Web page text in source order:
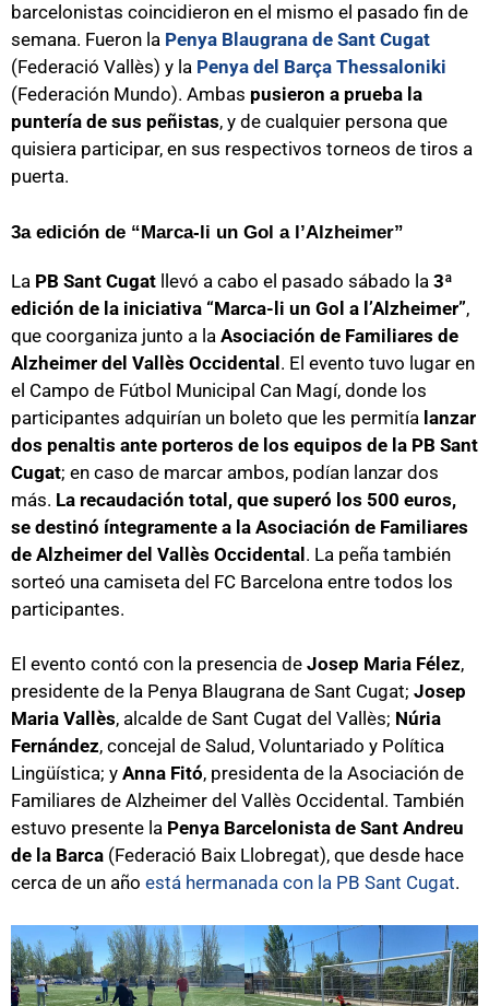
barcelonistas coincidieron en el mismo el pasado fin de
semana. Fueron la Penya Blaugrana de Sant Cugat
(Federació Vallès) y la Penya del Barça Thessaloniki
(Federación Mundo). Ambas pusieron a prueba la
puntería de sus peñistas, y de cualquier persona que
quisiera participar, en sus respectivos torneos de tiros a
puerta.
3a edición de “Marca-li un Gol a l’Alzheimer”
La PB Sant Cugat llevó a cabo el pasado sábado la 3ª
edición de la iniciativa “Marca-li un Gol a l’Alzheimer”,
que coorganiza junto a la Asociación de Familiares de
Alzheimer del Vallès Occidental. El evento tuvo lugar en
el Campo de Fútbol Municipal Can Magí, donde los
participantes adquirían un boleto que les permitía lanzar
dos penaltis ante porteros de los equipos de la PB Sant
Cugat; en caso de marcar ambos, podían lanzar dos
más. La recaudación total, que superó los 500 euros,
se destinó íntegramente a la Asociación de Familiares
de Alzheimer del Vallès Occidental. La peña también
sorteó una camiseta del FC Barcelona entre todos los
participantes.
El evento contó con la presencia de Josep Maria Félez,
presidente de la Penya Blaugrana de Sant Cugat; Josep
Maria Vallès, alcalde de Sant Cugat del Vallès; Núria
Fernández, concejal de Salud, Voluntariado y Política
Lingüística; y Anna Fitó, presidenta de la Asociación de
Familiares de Alzheimer del Vallès Occidental. También
estuvo presente la Penya Barcelonista de Sant Andreu
de la Barca (Federació Baix Llobregat), que desde hace
cerca de un año está hermanada con la PB Sant Cugat.